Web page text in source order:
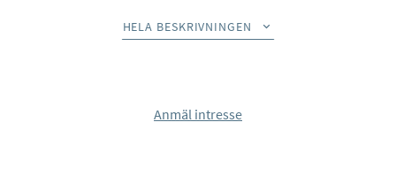
kombination av lugn, livskvalitet och närhet till havet.
HELA BESKRIVNINGEN
Anmäl intresse